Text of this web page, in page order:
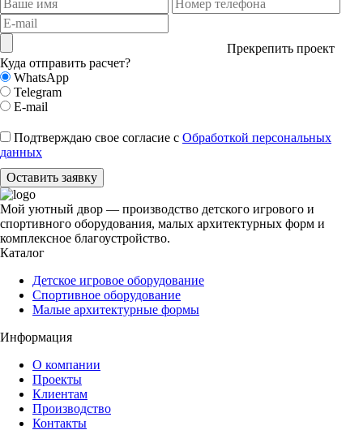
Прекрепить проект
Куда отправить расчет?
WhatsApp
Telegram
E-mail
Подтверждаю свое согласие с Обработкой персональных
данных
Оставить заявку
Мой уютный двор — производство детского игрового и
спортивного оборудования, малых архитектурных форм и
комплексное благоустройство.
Каталог
Детское игровое оборудование
Спортивное оборудование
Малые архитектурные формы
Информация
О компании
Проекты
Клиентам
Производство
Контакты